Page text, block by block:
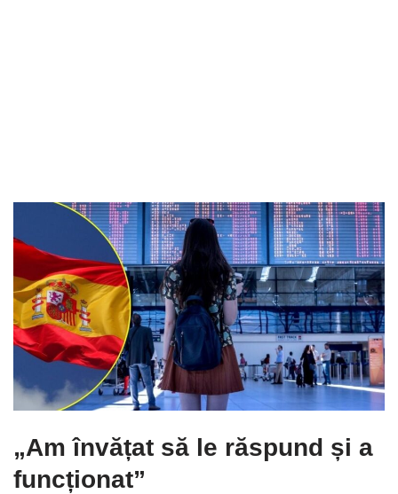
„Am învățat să le răspund și a
funcționat”